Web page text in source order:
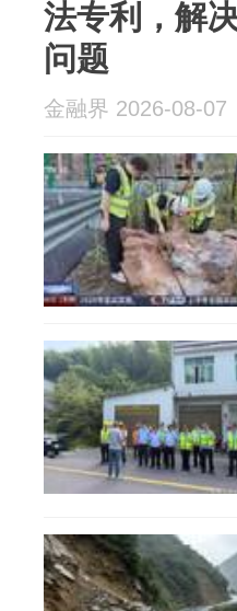
法专利，解
问题
金融界 2026-08-07